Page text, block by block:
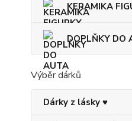
KERAMIKA
DOPLŇKY DO
Výběr dárků
Dárky z lásky ♥